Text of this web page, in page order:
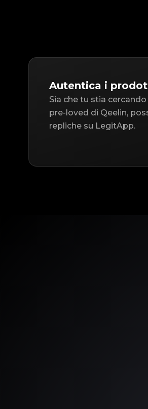
Autentica i
Sia che tu stia
pre-loved di Qeelin,
repliche su LegitApp.